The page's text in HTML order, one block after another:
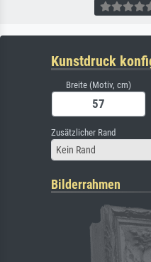
Kunstdruck
Breite (Motiv, cm)
Zusätzlicher Rand
Kein Rand
Bilderrahmen